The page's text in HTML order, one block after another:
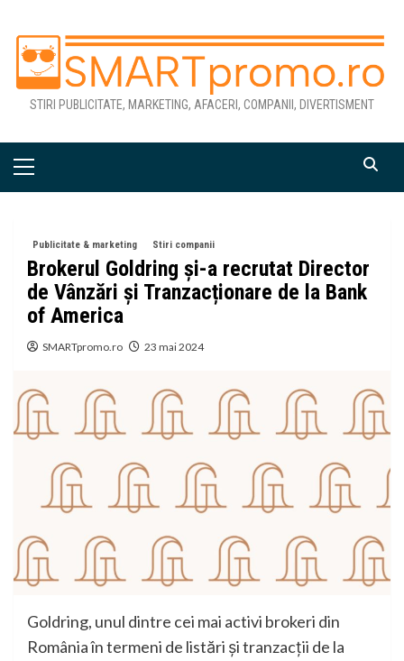
content
STIRI PUBLICITATE, MARKETING, AFACERI, COMPANII, DIVERTISMENT
Primary
Publicitate & marketing Stiri companii
Brokerul Goldring și-a recrutat Director
de Vânzări și Tranzacționare de la Bank
of America
SMARTpromo.ro 23 mai 2024
Goldring, unul dintre cei mai activi brokeri din
România în termeni de listări și tranzacții de la